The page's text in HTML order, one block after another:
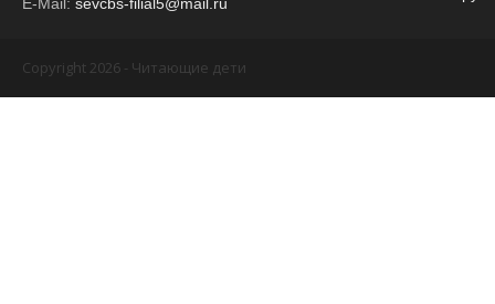
Copyright 2026 - Читающие дети